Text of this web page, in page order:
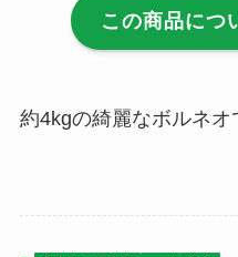
この商品につ
約4kgの綺麗なボルネオ